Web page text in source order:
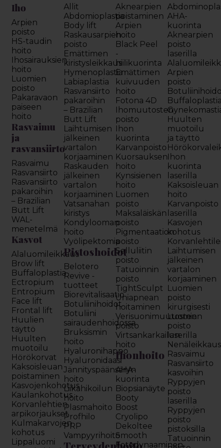
Iho
Arpien
poisto
HS-taudin
hoito
Ihosairauksien
hoito
Luomien
poisto
Pakaravaon
paiseen
hoito
Rasvaimu
ja
rasvansiirto
Rasvaimu
Rasvansiirto
Rasvansiirto
pakaroihin
– Brazilian
Butt Lift
WAL-
menetelmä
Kasvot
Alaluomileikkaus
Brow lift
Buffaloplastia
Ectropium
Entropium
Face lift
Frontal lift
Huulien
täyttö
Huulten
muotoilu
Hörökorvat
Kaksoisleuan
poistaminen
Kasvojenkohotus
Kaulankohotus
Korvanlehtien
arpikorjaukset
Kulmakarvojen
kohotus
Lippaluomi
Allit
Abdomioplastia
Body lift
Raskausarpien
poisto
Emättimen
kiristysleikkaus
Hymenoplastia
Labiaplastia
Rasvansiirto
pakaroihin
– Brazilian
Butt Lift
Laihtumisen
jälkeinen
vartalon
korjaaminen
Raskauden
jälkeinen
vartalon
korjaaminen
Vatsanahan
kiristys
Kondylooman
hoito
Vyölipektomia
Pistoshoidot
Belotero
Revive -
tuotteet
Biorevitalisaatio
Botuliinihoidot
Botuliini
sairaudenhoidossa
Bruksismin
hoito
Hyaluronihappo
Hyaluronidaasi
Jännityspäänsäryn
hoito
Liikahikoilun
hoito
Plasmahoito
Profhilo
PRP
Vampyyrihoito
Aknearpien
poistaminen
Arpien
hoito
Black Peel
-
hiilikuorinta
Emättimen
kuivuuden
hoito
Fotona 4D
Ihomuutosten
poisto
Ihon
kuorinta
Karvanpoisto
Kuorsauksen
hoito
Kynsisienen
hoito
Luomen
poisto
Maksaläiskän
poisto
Pigmentaation
poisto
Selluliitin
poisto
Tatuoinnin
poisto
TightSculpt
Uniapnean
hoitaminen
Verisuonimuutosten
poisto
Virtsankarkailun
hoito
Ihonhoito
AHA-
kuorinta
Biopsianäyte
Booty
Boost
Cryolipo
Dekoltee
Smooth
Fotodynaaminen
AHA-
kuorinta
Aknearpien
poisto
laserilla
Arpien
poisto
Huulten
muotoilu
ja täyttö
Ihon
kuorinta
laserilla
Kaksoisleuan
hoito
Karvanpoisto
laserilla
Kasvojen
kohotus
Laihtumisen
jälkeinen
vartalon
korjaaminen
Luomien
poisto
kirurgisesti
Luomien
poisto
laserilla
Nenäleikkaus
Rasvaimu
Rasvansiirto
kasvoihin
Ryppyjen
poisto
laserilla
Ryppyjen
poisto
pistoksilla
Tatuoinnin